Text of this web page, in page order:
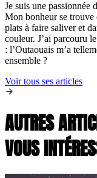
Je suis une passionnée
Mon bonheur se trouve
plats à faire saliver et
couleur. J’ai parcouru
: l’Outaouais m’a
ensemble ?
Voir tous ses articles
AUTRES
VOUS